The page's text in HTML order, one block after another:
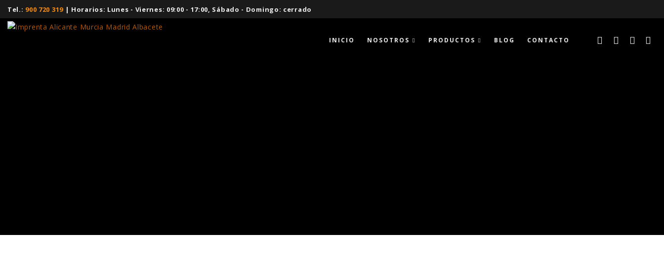
Tel.: 900 720 319| Horarios: Lunes - Viernes: 09:00 - 17:00, Sábado - Domingo: cerrado
INICIO NOSOTROS PRODUCTOS BLOG CONTACTO